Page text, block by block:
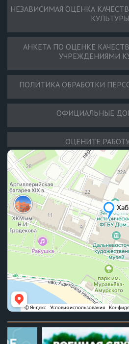
НЕЗАВИСИМАЯ ОЦЕНКА
КУЛЬТУРЫ
АНКЕТА ПО ОЦЕНКЕ
УЧРЕЖДЕНИЯМИ
ПОЛИТИКА ОБРАБОТКИ
ОФИЦИАЛЬНЫЕ
ОЦЕНИТЕ